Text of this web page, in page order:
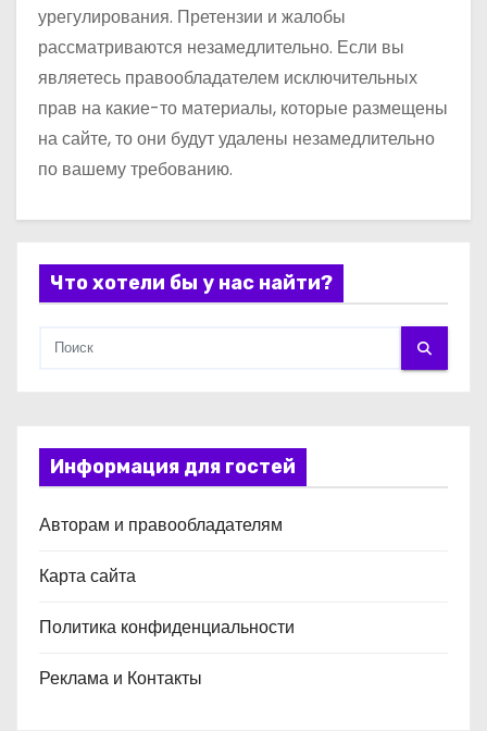
урегулирования. Претензии и жалобы
рассматриваются незамедлительно. Если вы
являетесь правообладателем исключительных
прав на какие-то материалы, которые размещены
на сайте, то они будут удалены незамедлительно
по вашему требованию.
Что хотели бы у нас найти?
Информация для гостей
Авторам и правообладателям
Карта сайта
Политика конфиденциальности
Реклама и Контакты